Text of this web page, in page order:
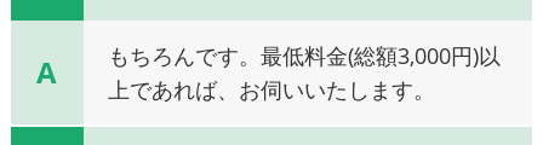
A
もちろんです。最低料金(総額3,000円)以
上であれば、お伺いいたします。